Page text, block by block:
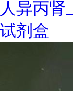
人异丙肾
试剂盒